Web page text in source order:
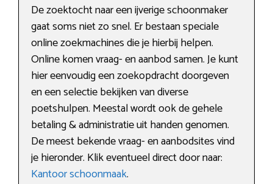
De zoektocht naar een ijverige schoonmaker
gaat soms niet zo snel. Er bestaan speciale
online zoekmachines die je hierbij helpen.
Online komen vraag- en aanbod samen. Je kunt
hier eenvoudig een zoekopdracht doorgeven
en een selectie bekijken van diverse
poetshulpen. Meestal wordt ook de gehele
betaling & administratie uit handen genomen.
De meest bekende vraag- en aanbodsites vind
je hieronder. Klik eventueel direct door naar:
Kantoor schoonmaak.